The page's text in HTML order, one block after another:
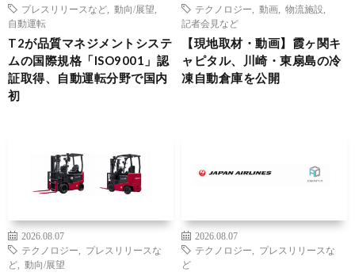
プレスリリースなど
動向/展望
自動運転
T2が品質マネジメントシステ
ムの国際規格「ISO9001」認
証取得、自動運転分野で国内
初
テクノロジー
動画 物流施設
記者会見など
【現地取材・動画】霞ヶ関キ
ャピタル、川崎・東扇島の冷
凍自動倉庫を公開
2026.08.07
テクノロジー
プレスリリースな
ど
動向/展望
2026.08.07
テクノロジー
プレスリリースな
ど